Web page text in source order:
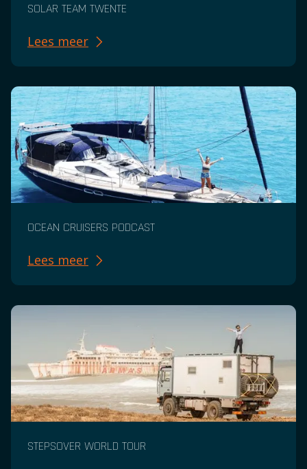
SOLAR TEAM TWENTE
Lees meer
OCEAN CRUISERS PODCAST
Lees meer
STEPSOVER WORLD TOUR